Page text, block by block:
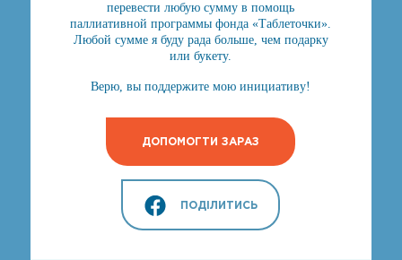
перевести любую сумму в помощь
паллиативной программы фонда «Таблеточки».
Любой сумме я буду рада больше, чем подарку
или букету.
Верю, вы поддержите мою инициативу!
ДОПОМОГТИ ЗАРАЗ
ПОДІЛИТИСЬ